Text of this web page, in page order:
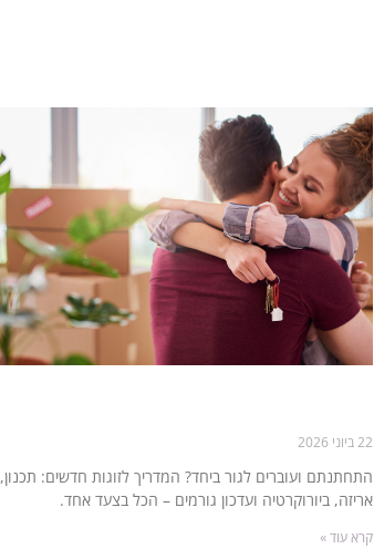
22 ביוני 2026
התחתנתם ועוברים לגור ביחד? המדריך לזוגות חדשים: תכנון,
אריזה, ביורוקרטיה ועדכון גורמים – הכל בצעד אחד.
קרא עוד »